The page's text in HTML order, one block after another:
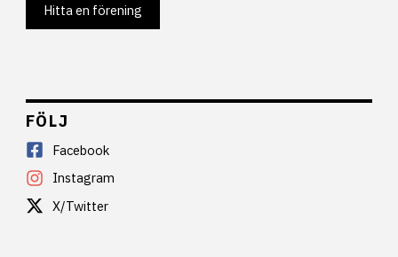
Hitta en förening
FÖLJ
Facebook
Instagram
X/Twitter